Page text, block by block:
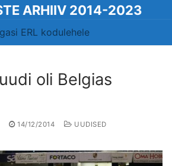
ARHIIV 2014-2023
ERL kodulehele
oli Belgias
14/12/2014 UUDISED